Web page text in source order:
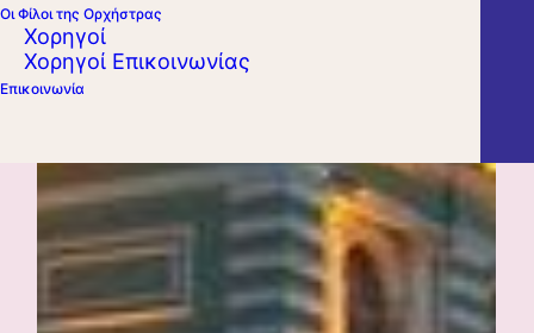
Οι Φίλοι της Ορχήστρας
Χορηγοί
Χορηγοί Επικοινωνίας
Επικοινωνία